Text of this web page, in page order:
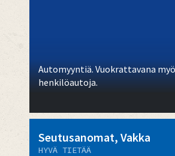
Automyyntiä. Vuokrattavana
henkilöautoja.
Seutusanomat, Vakka
HYVÄ TIETÄÄ